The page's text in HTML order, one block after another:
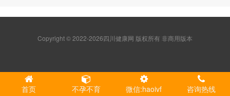
Copyright © 2022-2026四川健康网 版权所有 非商用版本
首页 不孕不育 微信:haoivf 咨询热线